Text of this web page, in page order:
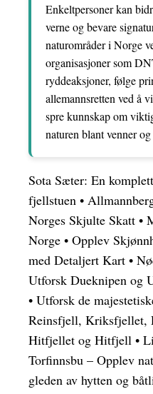
Enkeltpersoner kan
verne og bevare
naturområder i Norge
organisasjoner som
ryddeaksjoner, følge
allemannsretten ved å
spre kunnskap om
naturen blant venner
Sota Sæter: En
fjellstuen •
Norges Skjulte Skatt •
Norge • Opplev
med Detaljert Kart •
Utforsk Dueknipen og
• Utforsk de
Reinsfjell, Kriksfjellet,
Hitfjellet og Hitfjell •
Torfinnsbu – Opplev
gleden av hytten og